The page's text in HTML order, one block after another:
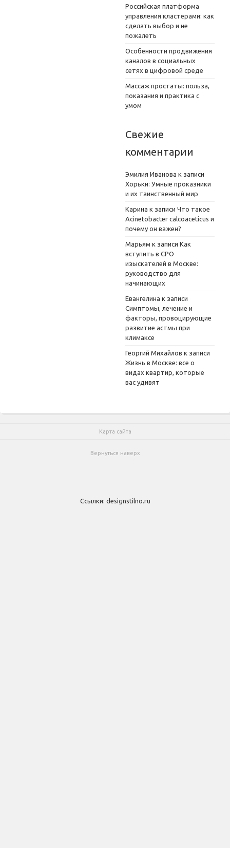
Российская платформа
управления кластерами: как
сделать выбор и не
пожалеть
Особенности продвижения
каналов в социальных
сетях в цифровой среде
Массаж простаты: польза,
показания и практика с
умом
Свежие
комментарии
Эмилия Иванова к записи
Хорьки: Умные проказники
и их таинственный мир
Карина к записи Что такое
Acinetobacter calcoaceticus и
почему он важен?
Марьям к записи Как
вступить в СРО
изыскателей в Москве:
руководство для
начинающих
Евангелина к записи
Симптомы, лечение и
факторы, провоцирующие
развитие астмы при
климаксе
Георгий Михайлов к записи
Жизнь в Москве: все о
видах квартир, которые
вас удивят
Карта сайта
Вернуться наверх
Ссылки: designstilno.ru